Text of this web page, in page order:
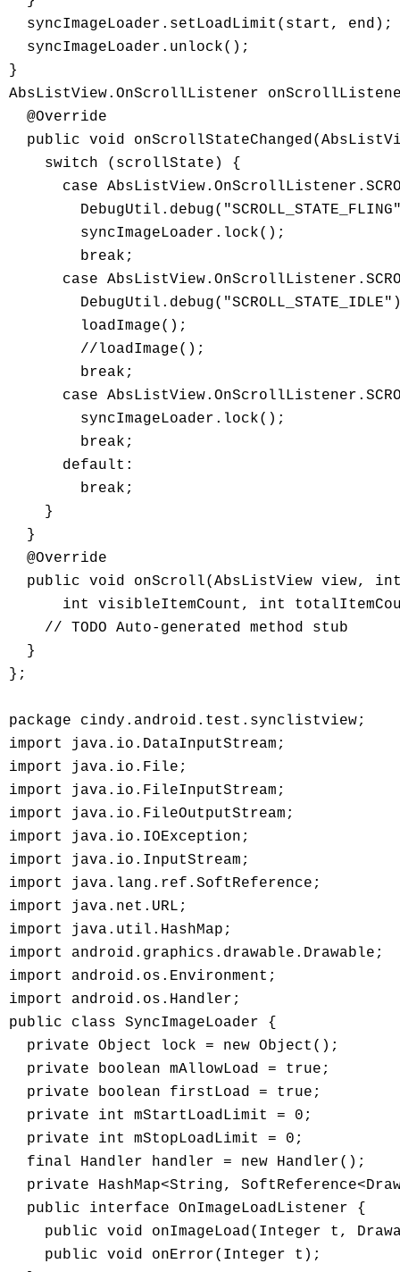
  syncImageLoader.setLoadLimit(start, end);
  syncImageLoader.unlock();
}
AbsListView.OnScrollListener
  @Override
public void
    switch (scrollState) {
case
        syncImageLoader.lock();
        break;
case
        loadImage();
        //loadImage();
        break;
case
        syncImageLoader.lock();
        break;
      default:
        break;
    }
  }
  @Override
public void onScroll(AbsListView view,
int visibleItemCount, int
    // TODO Auto-generated method stub
  }
};
package cindy.android.test.synclistview;
import java.io.DataInputStream;
import java.io.File;
import java.io.FileInputStream;
import java.io.FileOutputStream;
import java.io.IOException;
import java.io.InputStream;
import java.lang.ref.SoftReference;
import java.net.URL;
import java.util.HashMap;
import android.graphics.drawable.Drawable;
import android.os.Environment;
import android.os.Handler;
public class SyncImageLoader {
  private Object lock = new Object();
  private boolean mAllowLoad = true;
  private boolean firstLoad = true;
  private int mStartLoadLimit = 0;
  private int mStopLoadLimit = 0;
  final Handler handler = new Handler();
private HashMap<String,
  public interface OnImageLoadListener {
public void onImageLoad(Integer t,
    public void onError(Integer t);